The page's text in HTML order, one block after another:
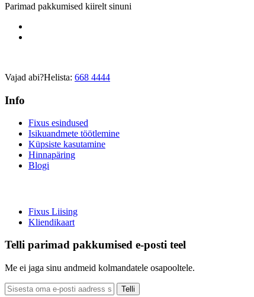
Parimad pakkumised kiirelt sinuni
Vajad abi?Helista: 668 4444
Info
Fixus esindused
Isikuandmete töötlemine
Küpsiste kasutamine
Hinnapäring
Blogi
Fixus Liising
Kliendikaart
Telli parimad pakkumised e-posti teel
Me ei jaga sinu andmeid kolmandatele osapooltele.
Telli